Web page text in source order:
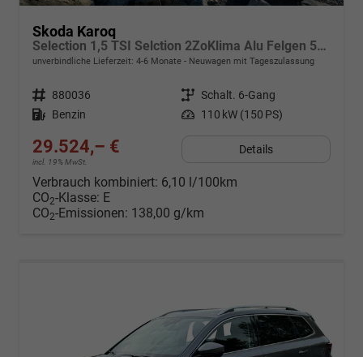
Skoda Karoq
Selection 1,5 TSI Selction 2ZoKlima Alu Felgen 5J Garantie Sitzheizung LED Scheinwerfer Tempomat
unverbindliche Lieferzeit: 4-6 Monate Neuwagen mit Tageszulassung
Fahrzeugnr. 880036 Getriebe Schalt. 6-Gang
Kraftstoff Benzin Leistung 110 kW (150 PS)
29.524,– €
incl. 19% MwSt.
Details
Verbrauch kombiniert: 6,10 l/100km
CO2-Klasse: E
CO2-Emissionen: 138,00 g/km